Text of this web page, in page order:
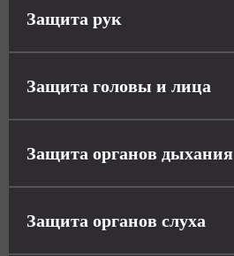
Защита рук
Защита головы и лица
Защита органов дыхания
Защита органов слуха